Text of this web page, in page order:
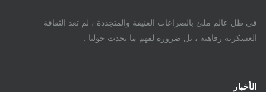
فى ظل عالم ملئ بالصراعات العنيفة والمتجددة ، لم تعد الثقافة
العسكرية رفاهية ، بل ضرورة لفهم ما يحدث حولنا .
الأخبار